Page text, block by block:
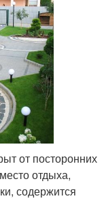
от посторонних
отдыха,
содержится